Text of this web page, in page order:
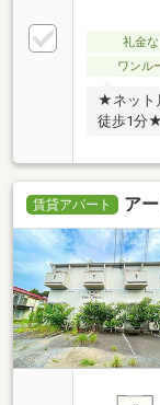
礼金な
ワンル
★ネット
徒歩1分★
賃貸アパート ア